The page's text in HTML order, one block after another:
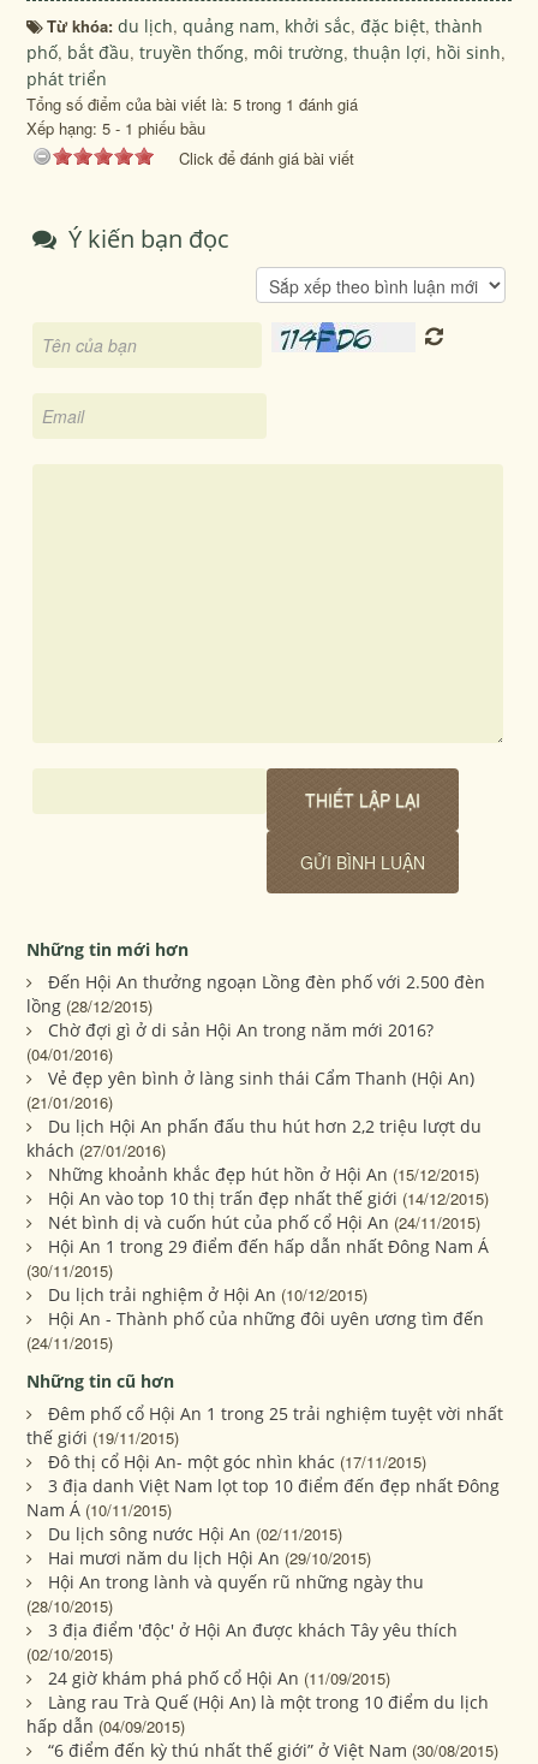
Từ khóa:du lịch,quảng nam, khởi sắc,đặc biệt,thành
phố, bắt đầu,truyền thống, môi trường,thuận lợi, hồi sinh,
phát triển
Tổng số điểm của bài viết là: 5 trong 1 đánh giá
Xếp hạng:5 - 1 phiếu bầu
Click để đánh giá bài viết
Ý kiến bạn đọc
Những tin mới hơn
Đến Hội An thưởng ngoạn Lồng đèn phố với 2.500 đèn
lồng (28/12/2015)
Chờ đợi gì ở di sản Hội An trong năm mới 2016?
(04/01/2016)
Vẻ đẹp yên bình ở làng sinh thái Cẩm Thanh (Hội An)
(21/01/2016)
Du lịch Hội An phấn đấu thu hút hơn 2,2 triệu lượt du
khách (27/01/2016)
Những khoảnh khắc đẹp hút hồn ở Hội An (15/12/2015)
Hội An vào top 10 thị trấn đẹp nhất thế giới (14/12/2015)
Nét bình dị và cuốn hút của phố cổ Hội An (24/11/2015)
Hội An 1 trong 29 điểm đến hấp dẫn nhất Đông Nam Á
(30/11/2015)
Du lịch trải nghiệm ở Hội An (10/12/2015)
Hội An - Thành phố của những đôi uyên ương tìm đến
(24/11/2015)
Những tin cũ hơn
Đêm phố cổ Hội An 1 trong 25 trải nghiệm tuyệt vời nhất
thế giới (19/11/2015)
Đô thị cổ Hội An- một góc nhìn khác (17/11/2015)
3 địa danh Việt Nam lọt top 10 điểm đến đẹp nhất Đông
Nam Á (10/11/2015)
Du lịch sông nước Hội An (02/11/2015)
Hai mươi năm du lịch Hội An (29/10/2015)
Hội An trong lành và quyến rũ những ngày thu
(28/10/2015)
3 địa điểm 'độc' ở Hội An được khách Tây yêu thích
(02/10/2015)
24 giờ khám phá phố cổ Hội An (11/09/2015)
Làng rau Trà Quế (Hội An) là một trong 10 điểm du lịch
hấp dẫn (04/09/2015)
“6 điểm đến kỳ thú nhất thế giới” ở Việt Nam (30/08/2015)